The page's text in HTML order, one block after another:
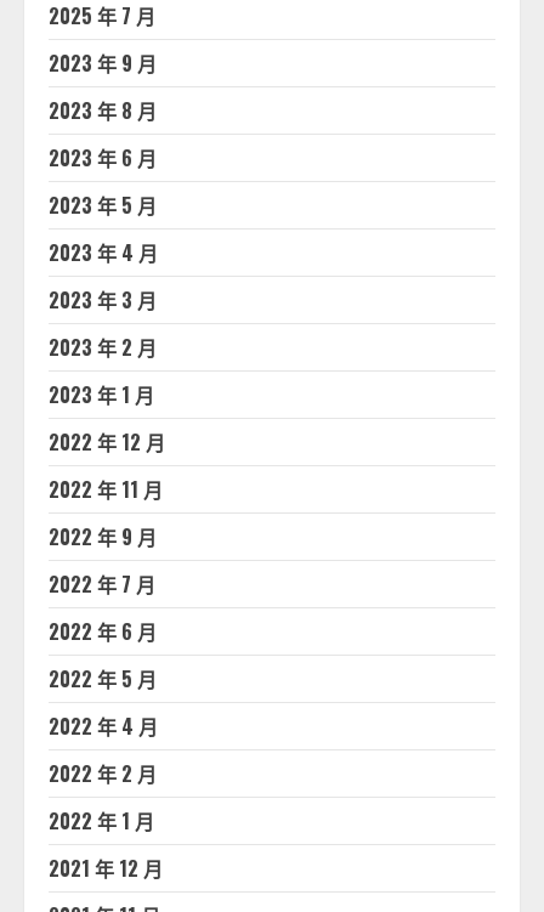
2025 年 7 月
2023 年 9 月
2023 年 8 月
2023 年 6 月
2023 年 5 月
2023 年 4 月
2023 年 3 月
2023 年 2 月
2023 年 1 月
2022 年 12 月
2022 年 11 月
2022 年 9 月
2022 年 7 月
2022 年 6 月
2022 年 5 月
2022 年 4 月
2022 年 2 月
2022 年 1 月
2021 年 12 月